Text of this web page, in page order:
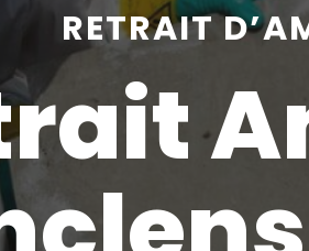
RETRAIT